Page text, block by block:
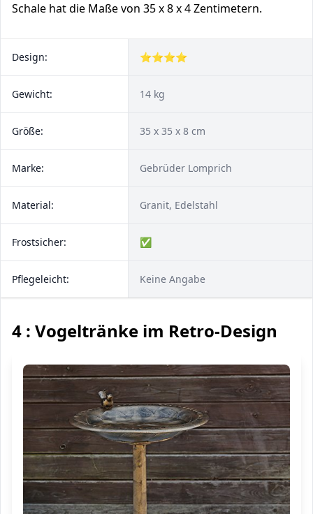
Schale hat die Maße von 35 x 8 x 4 Zentimetern.
Design: ⭐⭐⭐⭐
Gewicht: 14 kg
Größe: ‎35 x 35 x 8 cm
Marke: Gebrüder Lomprich
Material: Granit, Edelstahl
Frostsicher: ✅
Pflegeleicht: Keine Angabe
4 : Vogeltränke im Retro-Design